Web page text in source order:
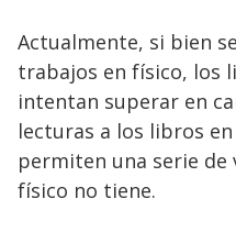
Actualmente, si bien
trabajos en físico, los
intentan superar en
lecturas a los libros
permiten una serie
físico no tiene.